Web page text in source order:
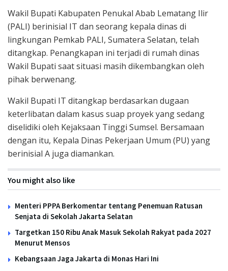
Wakil Bupati Kabupaten Penukal Abab Lematang Ilir
(PALI) berinisial IT dan seorang kepala dinas di
lingkungan Pemkab PALI, Sumatera Selatan, telah
ditangkap. Penangkapan ini terjadi di rumah dinas
Wakil Bupati saat situasi masih dikembangkan oleh
pihak berwenang.
Wakil Bupati IT ditangkap berdasarkan dugaan
keterlibatan dalam kasus suap proyek yang sedang
diselidiki oleh Kejaksaan Tinggi Sumsel. Bersamaan
dengan itu, Kepala Dinas Pekerjaan Umum (PU) yang
berinisial A juga diamankan.
You might also like
Menteri PPPA Berkomentar tentang Penemuan Ratusan
Senjata di Sekolah Jakarta Selatan
Targetkan 150 Ribu Anak Masuk Sekolah Rakyat pada 2027
Menurut Mensos
Kebangsaan Jaga Jakarta di Monas Hari Ini